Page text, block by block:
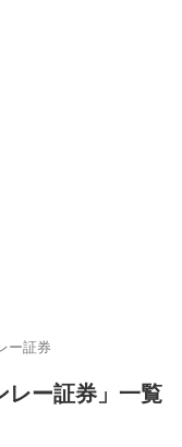
ー証券
レー証券 」 一覧